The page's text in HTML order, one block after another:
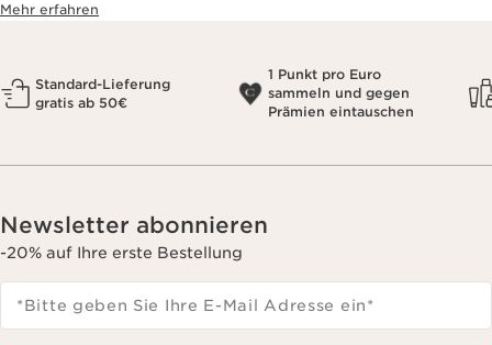
Mehr erfahren
Standard-Lieferung
gratis ab 50€
1 Punkt pro Euro
sammeln und gegen
Prämien eintauschen
Newsletter abonnieren
-20% auf Ihre erste Bestellung
*Bitte geben Sie Ihre E-Mail Adresse ein*